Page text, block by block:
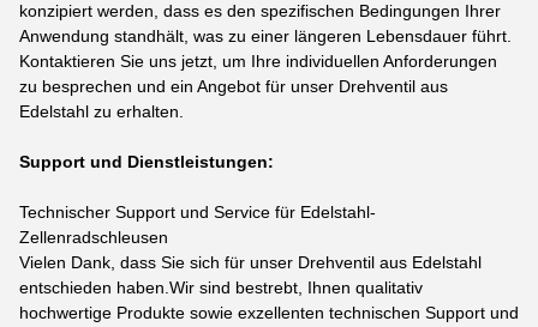
konzipiert werden, dass es den spezifischen Bedingungen Ihrer
Anwendung standhält, was zu einer längeren Lebensdauer führt.
Kontaktieren Sie uns jetzt, um Ihre individuellen Anforderungen
zu besprechen und ein Angebot für unser Drehventil aus
Edelstahl zu erhalten.
Support und Dienstleistungen:
Technischer Support und Service für Edelstahl-
Zellenradschleusen
Vielen Dank, dass Sie sich für unser Drehventil aus Edelstahl
entschieden haben.Wir sind bestrebt, Ihnen qualitativ
hochwertige Produkte sowie exzellenten technischen Support und